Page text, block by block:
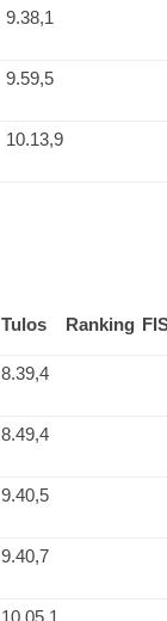
9.38,1
9.59,5
10.13,9
Tulos Ranking
8.39,4
8.49,4
9.40,5
9.40,7
10.05,1